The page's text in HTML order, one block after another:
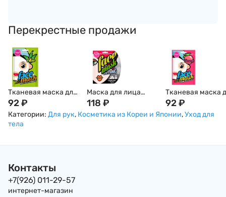
Перекрестные продажи
Тканевая маска для
лица с экстрактом
алоэ вера и цветов,
Корея
92₽
Маска для лица
выравнивающая
рельеф кожи с
экстрактом черного
118 ₽
Тканевая маска
лица с
персика и цветов
92₽
Категории: Для рук, Косметика из Кореи и Японии,Уход для
тела
Контакты
+7(926) 011-29-57
интернет-магазин